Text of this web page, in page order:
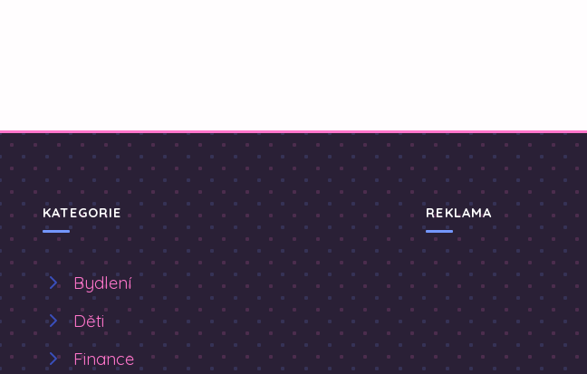
KATEGORIE
Bydlení
Děti
Finance
REKLAMA